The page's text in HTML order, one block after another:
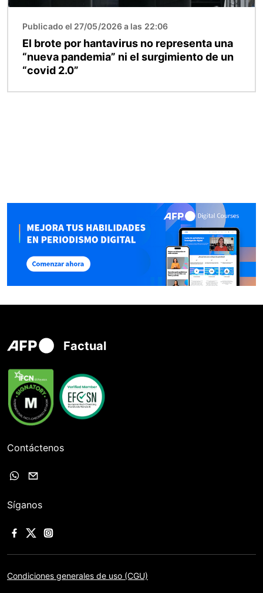
Publicado el 27/05/2026 a las 22:06
El brote por hantavirus no representa una
“nueva pandemia” ni el surgimiento de un
“covid 2.0”
Factual
Contáctenos
Síganos
Condiciones generales de uso (CGU)